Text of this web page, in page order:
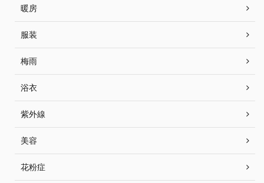
暖房
服装
梅雨
浴衣
紫外線
美容
花粉症